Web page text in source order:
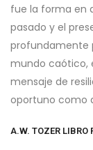
fue la forma en
pasado y el
profundamente
mundo caótico,
mensaje de
oportuno como
A.W. TOZER LIBRO